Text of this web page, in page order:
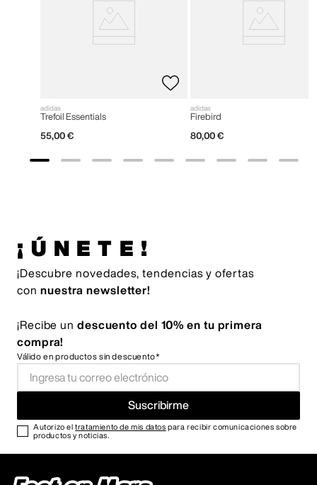
adidas
Trefoil Essentials
55,00 €
adidas
Firebird
80,00 €
¡ÚNETE!
¡Descubre novedades, tendencias y ofertas
con nuestra newsletter!
¡Recibe un descuento del 10% en tu primera
compra!
Válido en productos sin descuento*
Suscribirme
Autorizo eltratamiento de mis datos para recibir comunicaciones sobre
productos y noticias.